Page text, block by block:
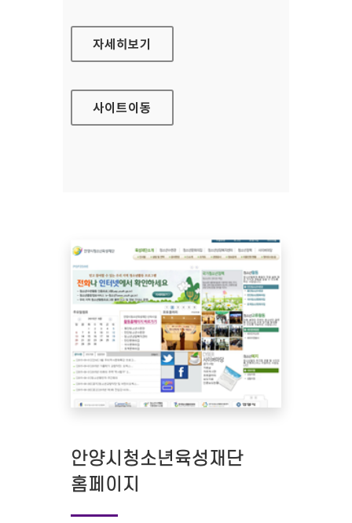
대한결핵협회 홈페이지
자세히보기
사이트이동
안양시청소년육성재단
홈페이지